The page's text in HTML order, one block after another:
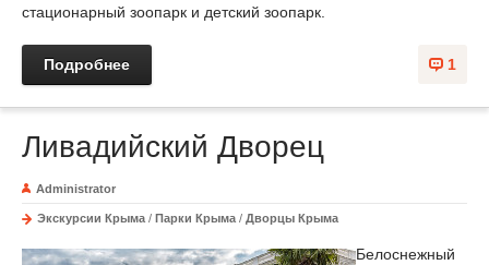
стационарный зоопарк и детский зоопарк.
1
Подробнее
Ливадийский Дворец
Administrator
Экскурсии Крыма / Парки Крыма / Дворцы Крыма
Белоснежный